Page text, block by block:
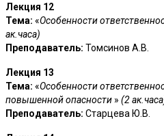
Лекция 12
Тема: «Особенности
ак.часа)
Преподаватель: Томсинов А.В.
Лекция 13
Тема: «Особенности
повышенной опасности » (2
Преподаватель: Старцева Ю.В.